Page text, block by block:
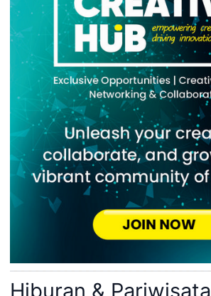
Hiburan & Pariwisata